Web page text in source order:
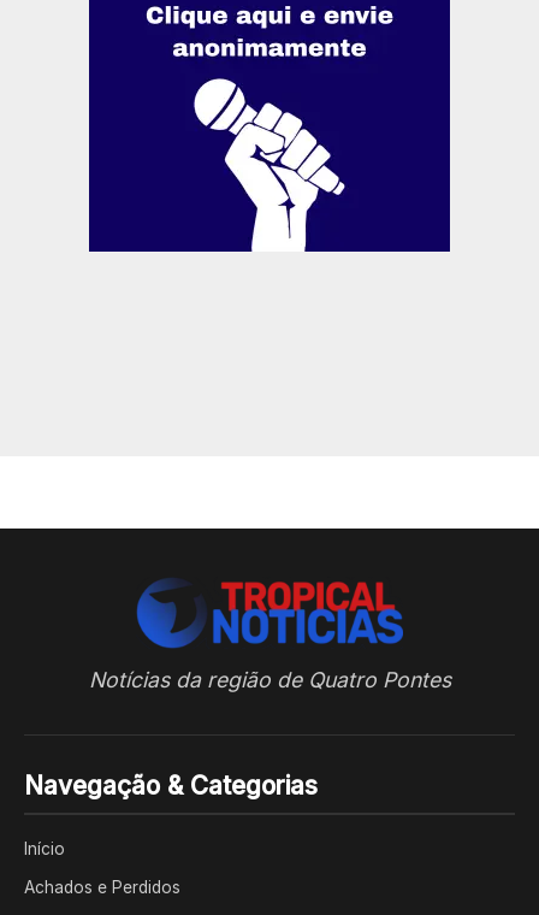
Notícias da região de Quatro Pontes
Navegação & Categorias
Início
Achados e Perdidos